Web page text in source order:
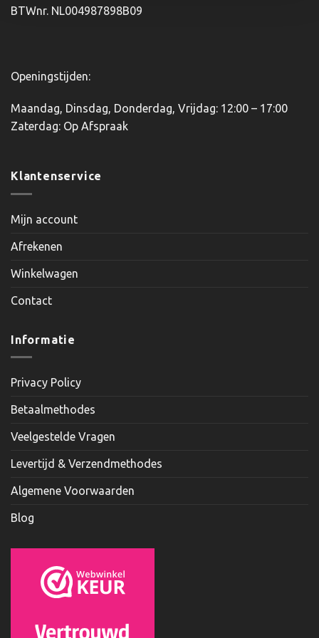
BTWnr. NL004987898B09
Openingstijden:
Maandag, Dinsdag, Donderdag, Vrijdag: 12:00 – 17:00
Zaterdag: Op Afspraak
Klantenservice
Mijn account
Afrekenen
Winkelwagen
Contact
Informatie
Privacy Policy
Betaalmethodes
Veelgestelde Vragen
Levertijd & Verzendmethodes
Algemene Voorwaarden
Blog